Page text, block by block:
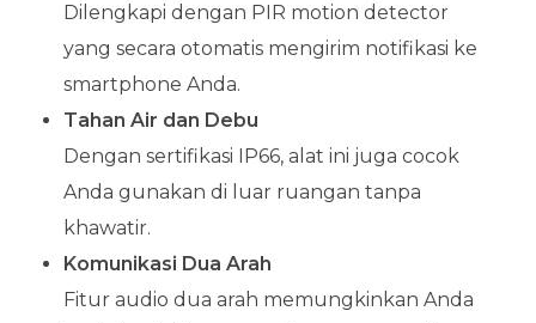
Dilengkapi dengan PIR motion detector
yang secara otomatis mengirim notifikasi ke
smartphone Anda.
Tahan Air dan Debu
Dengan sertifikasi IP66, alat ini juga cocok
Anda gunakan di luar ruangan tanpa
khawatir.
Komunikasi Dua Arah
Fitur audio dua arah memungkinkan Anda